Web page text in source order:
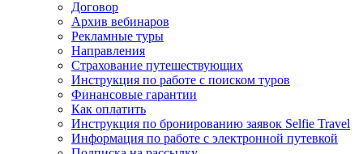
Договор
Архив вебинаров
Рекламные туры
Направления
Страхование путешествующих
Инструкция по работе с поиском туров
Финансовые гарантии
Как оплатить
Инструкция по бронированию заявок Selfie Travel
Информация по работе с электронной путевкой